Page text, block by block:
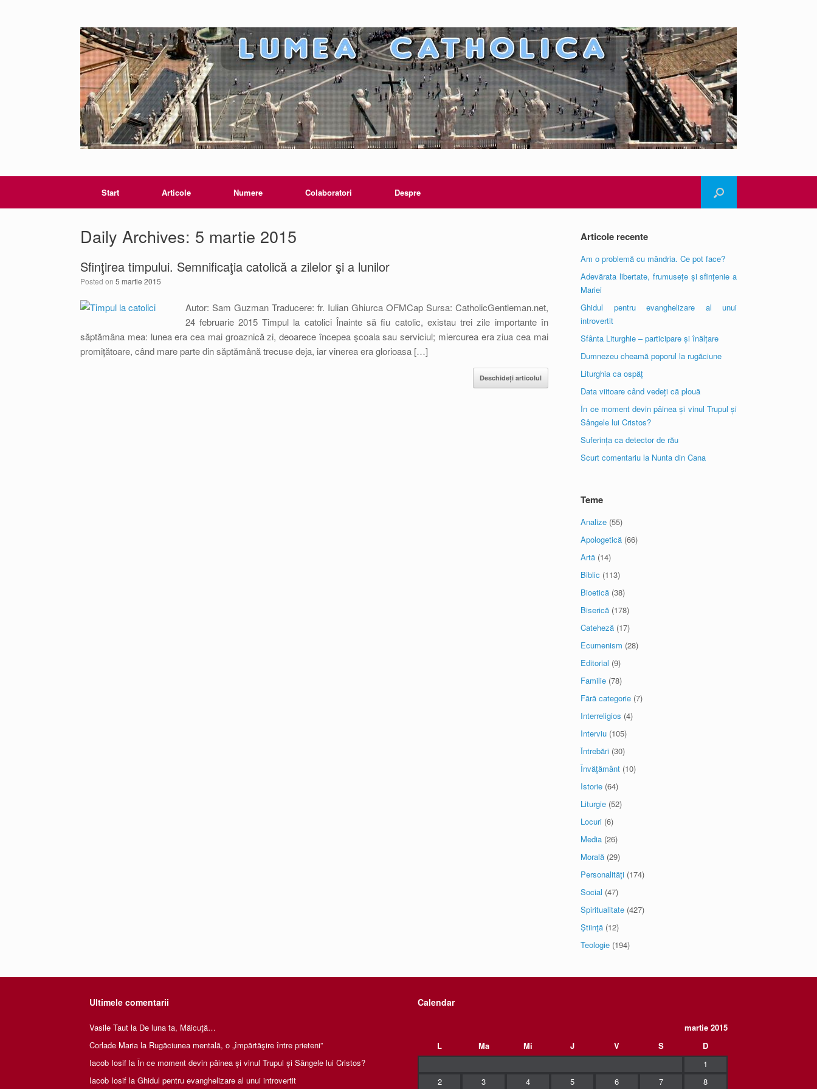
Start Articole Numere Colaboratori Despre
Daily Archives: 5 martie 2015
Sfinţirea timpului. Semnificaţia catolică a zilelor şi a lunilor
Posted on 5 martie 2015
Autor: Sam Guzman Traducere: fr. Iulian Ghiurca OFMCap Sursa: CatholicGentleman.net,
24 februarie 2015 Timpul la catolici Înainte să fiu catolic, existau trei zile importante în
săptămâna mea: lunea era cea mai groaznică zi, deoarece începea şcoala sau serviciul; miercurea era ziua cea mai
promiţătoare, când mare parte din săptămână trecuse deja, iar vinerea era glorioasa […]
Deschideți articolul
Articole recente
Am o problemă cu mândria. Ce pot face?
Adevărata libertate, frumusețe și sfințenie a
Mariei
Ghidul pentru evanghelizare al unui
introvertit
Sfânta Liturghie – participare și înălțare
Dumnezeu cheamă poporul la rugăciune
Liturghia ca ospăț
Data viitoare când vedeți că plouă
În ce moment devin pâinea și vinul Trupul și
Sângele lui Cristos?
Suferința ca detector de rău
Scurt comentariu la Nunta din Cana
Teme
Analize (55)
Apologetică (66)
Artă (14)
Biblic (113)
Bioetică (38)
Biserică (178)
Cateheză (17)
Ecumenism (28)
Editorial (9)
Familie (78)
Fără categorie (7)
Interreligios (4)
Interviu (105)
Întrebări (30)
Învăţământ (10)
Istorie (64)
Liturgie (52)
Locuri (6)
Media (26)
Morală (29)
Personalităţi (174)
Social (47)
Spiritualitate (427)
Ştiinţă (12)
Teologie (194)
Ultimele comentarii
Vasile Taut la De luna ta, Măicuţă…
Corlade Maria la Rugăciunea mentală, o „împărtăşire între prieteni”
Iacob Iosif la În ce moment devin pâinea și vinul Trupul și Sângele lui Cristos?
Iacob Iosif la Ghidul pentru evanghelizare al unui introvertit
Calendar
martie 2015
L
Ma Mi J V S
D
1
2
3 4 5 6 7 8